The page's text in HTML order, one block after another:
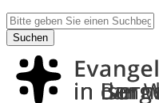
Suchen